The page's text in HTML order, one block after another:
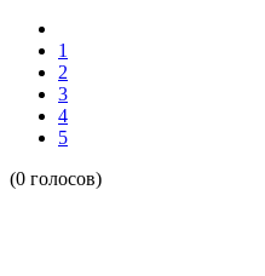
1
2
3
4
5
(0 голосов)